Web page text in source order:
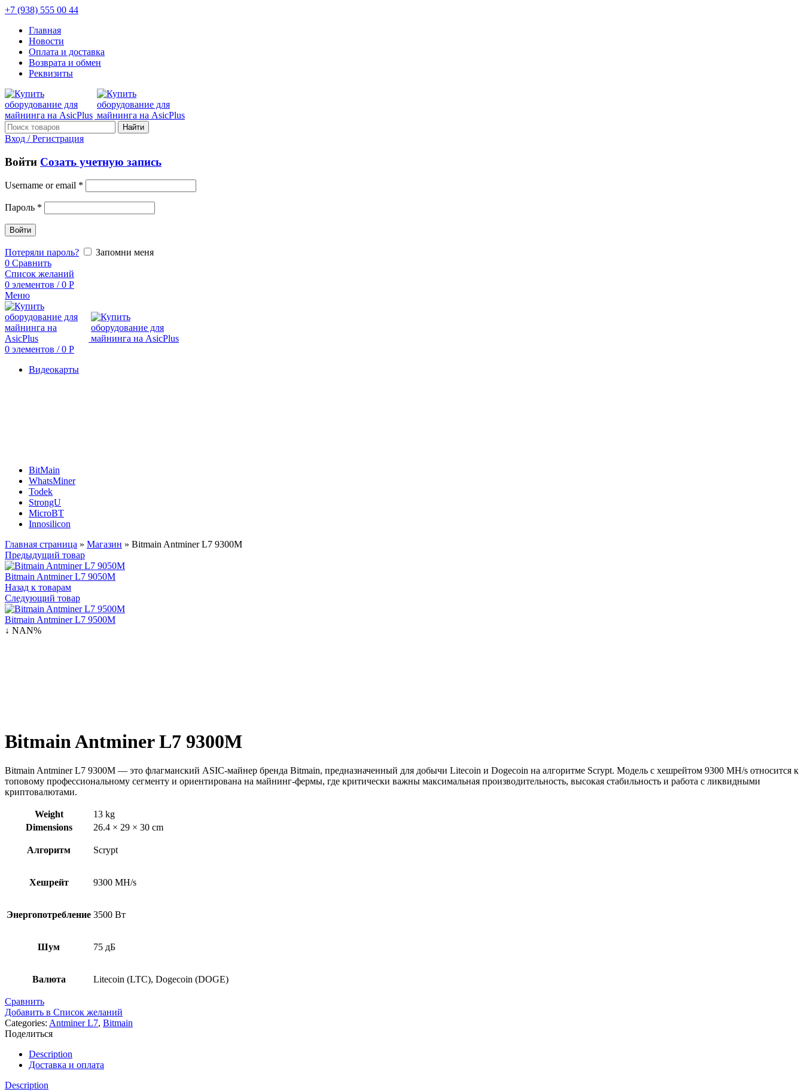
+7 (938) 555 00 44
Главная
Новости
Оплата и доставка
Возврата и обмен
Реквизиты
Найти
Вход / Регистрация
Войти Созать учетную запись
Username or email *
Пароль *
Войти
Потеряли пароль?
Запомни меня
0 Сравнить
Список желаний
0 элементов / 0 Р
Меню
0 элементов / 0 Р
Видеокарты
BitMain
WhatsMiner
Todek
StrongU
MicroBT
Innosilicon
Главная страница » Магазин » Bitmain Antminer L7 9300M
Предыдущий товар
Bitmain Antminer L7 9050M
Назад к товарам
Следующий товар
Bitmain Antminer L7 9500M
↓ NAN%
Bitmain Antminer L7 9300M
Bitmain Antminer L7 9300M — это флагманский ASIC-майнер бренда Bitmain, предназначенный для добычи Litecoin и Dogecoin на алгоритме Scrypt. Модель с хешрейтом 9300 MH/s относится к
топовому профессиональному сегменту и ориентирована на майнинг-фермы, где критически важны максимальная производительность, высокая стабильность и работа с ликвидными
криптовалютами.
Weight
13 kg
Dimensions
26.4 × 29 × 30 cm
Алгоритм Scrypt
Хешрейт 9300 MH/s
Энергопотребление 3500 Вт
Шум 75 дБ
Валюта Litecoin (LTC), Dogecoin (DOGE)
Сравнить
Добавить в Список желаний
Categories: Antminer L7, Bitmain
Поделиться
Description
Доставка и оплата
Description